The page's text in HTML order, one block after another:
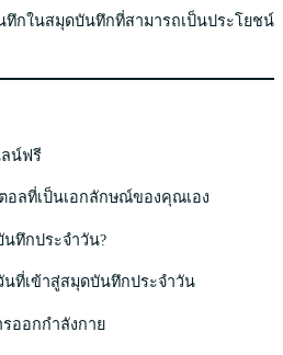
ทึกในสมุดบันทึกที่สามารถเป็นประโยชน์
น์ฟรี
อลที่เป็นเอกลักษณ์ของคุณเอง
ทึกประจำวัน?
ที่เข้าสู่สมุดบันทึกประจำวัน
ออกกำลังกาย